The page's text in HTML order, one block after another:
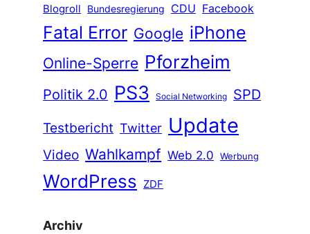
Blogroll Bundesregierung CDU Facebook
Fatal Error Google iPhone
Online-Sperre Pforzheim
Politik 2.0 PS3 Social Networking
SPD
Testbericht Twitter Update
Video Wahlkampf Web 2.0 Werbung
WordPress ZDF
Archiv